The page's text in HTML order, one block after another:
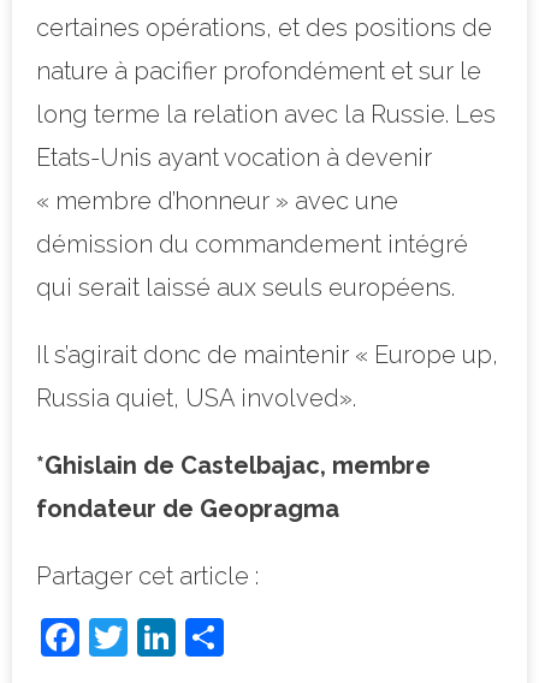
certaines opérations, et des positions de
nature à pacifier profondément et sur le
long terme la relation avec la Russie. Les
Etats-Unis ayant vocation à devenir
« membre d’honneur » avec une
démission du commandement intégré
qui serait laissé aux seuls européens.
Il s’agirait donc de maintenir « Europe up,
Russia quiet, USA involved».
*Ghislain de Castelbajac, membre
fondateur de Geopragma
Partager cet article :
F
T
Li